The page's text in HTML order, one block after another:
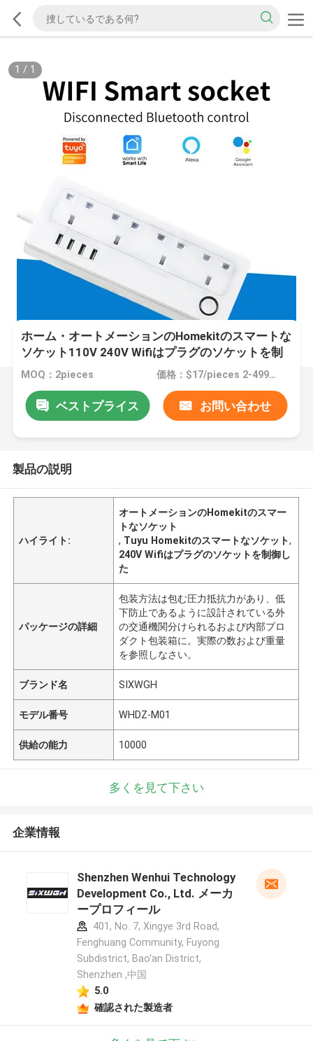
1 / 1
ホーム・オートメーションのHomekitのスマートな
ソケット110V 240V Wifiはプラグのソケットを制
御した
MOQ：2pieces 価格：$17/pieces 2-499pieces
ベストプライス お問い合わせ
製品の説明
ハイライト:
オートメーションのHomekitのスマー
トなソケット
, Tuyu Homekitのスマートなソケット,
240V Wifiはプラグのソケットを制御し
た
パッケージの詳細
包装方法は包む圧力抵抗力があり、低
下防止であるように設計されている外
の交通機関分けられるおよび内部プロ
ダクト包装箱に。実際の数および重量
を参照しなさい。
ブランド名 SIXWGH
モデル番号 WHDZ-M01
供給の能力 10000
多くを見て下さい
企業情報
Shenzhen Wenhui Technology
Development Co., Ltd. メーカ
ープロフィール
401, No. 7, Xingye 3rd Road,
Fenghuang Community, Fuyong
Subdistrict, Bao'an District,
Shenzhen ,中国
5.0
確認された製造者